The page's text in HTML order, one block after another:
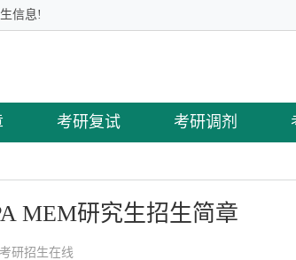
信息!
考研复试 考研调剂
MEM研究生招生简章
考研招生在线